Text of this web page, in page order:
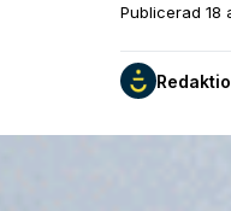
Publicerad 18